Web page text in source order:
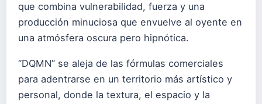
que combina vulnerabilidad, fuerza y una
producción minuciosa que envuelve al oyente en
una atmósfera oscura pero hipnótica.
“DQMN” se aleja de las fórmulas comerciales
para adentrarse en un territorio más artístico y
personal, donde la textura, el espacio y la